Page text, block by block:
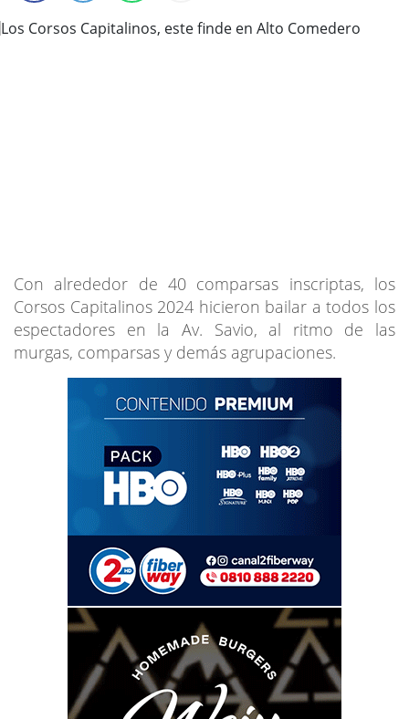
Con alrededor de 40 comparsas inscriptas, los
Corsos Capitalinos 2024 hicieron bailar a todos los
espectadores en la Av. Savio, al ritmo de las
murgas, comparsas y demás agrupaciones.